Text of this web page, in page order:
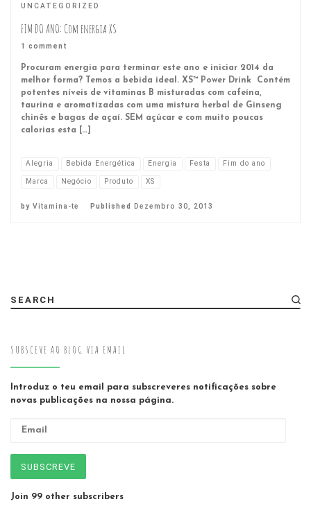
UNCATEGORIZED
FIM DO ANO: Com energia XS
1 comment
Procuram energia para terminar este ano e iniciar 2014 da
melhor forma? Temos a bebida ideal. XS™ Power Drink Contém
potentes níveis de vitaminas B misturadas com cafeína,
taurina e aromatizadas com uma mistura herbal de Ginseng
chinês e bagas de açaí. SEM açúcar e com muito poucas
calorias esta […]
Alegria Bebida Energética Energia Festa
Fim do ano
Marca
Negócio Produto XS
by Vitamina-te Published Dezembro 30, 2013
SEARCH
SUBSCEVE AO BLOG VIA EMAIL
Introduz o teu email para subscreveres notificações sobre
novas publicações na nossa página.
SUBSCREVE
Join 99 other subscribers